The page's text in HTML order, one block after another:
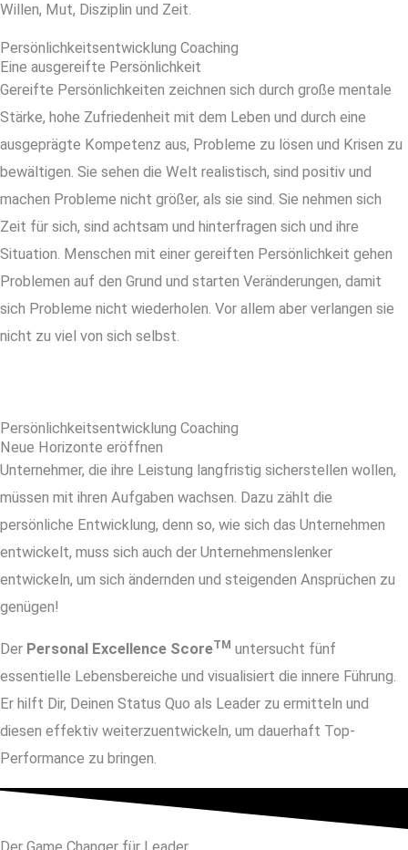
Willen, Mut, Disziplin und Zeit.
Persönlichkeitsentwicklung Coaching
Eine ausgereifte Persönlichkeit
Gereifte Persönlichkeiten zeichnen sich durch große mentale
Stärke, hohe Zufriedenheit mit dem Leben und durch eine
ausgeprägte Kompetenz aus, Probleme zu lösen und Krisen zu
bewältigen. Sie sehen die Welt realistisch, sind positiv und
machen Probleme nicht größer, als sie sind. Sie nehmen sich
Zeit für sich, sind achtsam und hinterfragen sich und ihre
Situation. Menschen mit einer gereiften Persönlichkeit gehen
Problemen auf den Grund und starten Veränderungen, damit
sich Probleme nicht wiederholen. Vor allem aber verlangen sie
nicht zu viel von sich selbst.
Persönlichkeitsentwicklung Coaching
Neue Horizonte eröffnen
Unternehmer, die ihre Leistung langfristig sicherstellen wollen,
müssen mit ihren Aufgaben wachsen. Dazu zählt die
persönliche Entwicklung, denn so, wie sich das Unternehmen
entwickelt, muss sich auch der Unternehmenslenker
entwickeln, um sich ändernden und steigenden Ansprüchen zu
genügen!
Der Personal Excellence ScoreTM untersucht fünf
essentielle Lebensbereiche und visualisiert die innere Führung.
Er hilft Dir, Deinen Status Quo als Leader zu ermitteln und
diesen effektiv weiterzuentwickeln, um dauerhaft Top-
Performance zu bringen.
Der Game Changer für Leader